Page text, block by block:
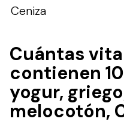
Ceniza
Cuántas
contienen
yogur,
melocotón,